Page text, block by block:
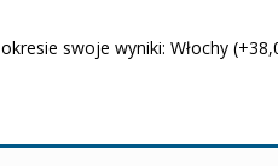
swoje wyniki: Włochy